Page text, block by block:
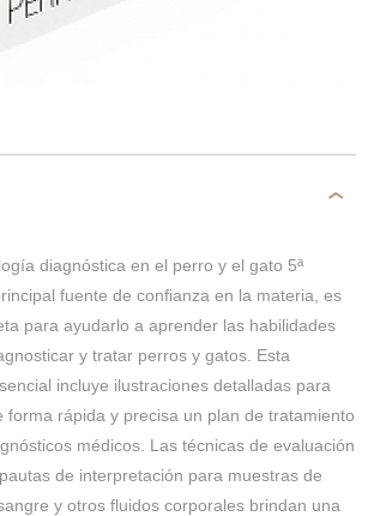
diagnóstica en el perro y el gato 5ª
fuente de confianza en la materia, es
para ayudarlo a aprender las habilidades
y tratar perros y gatos. Esta
incluye ilustraciones detalladas para
forma rápida y precisa un plan de tratamiento
médicos. Las técnicas de evaluación
de interpretación para muestras de
y otros fluidos corporales brindan una